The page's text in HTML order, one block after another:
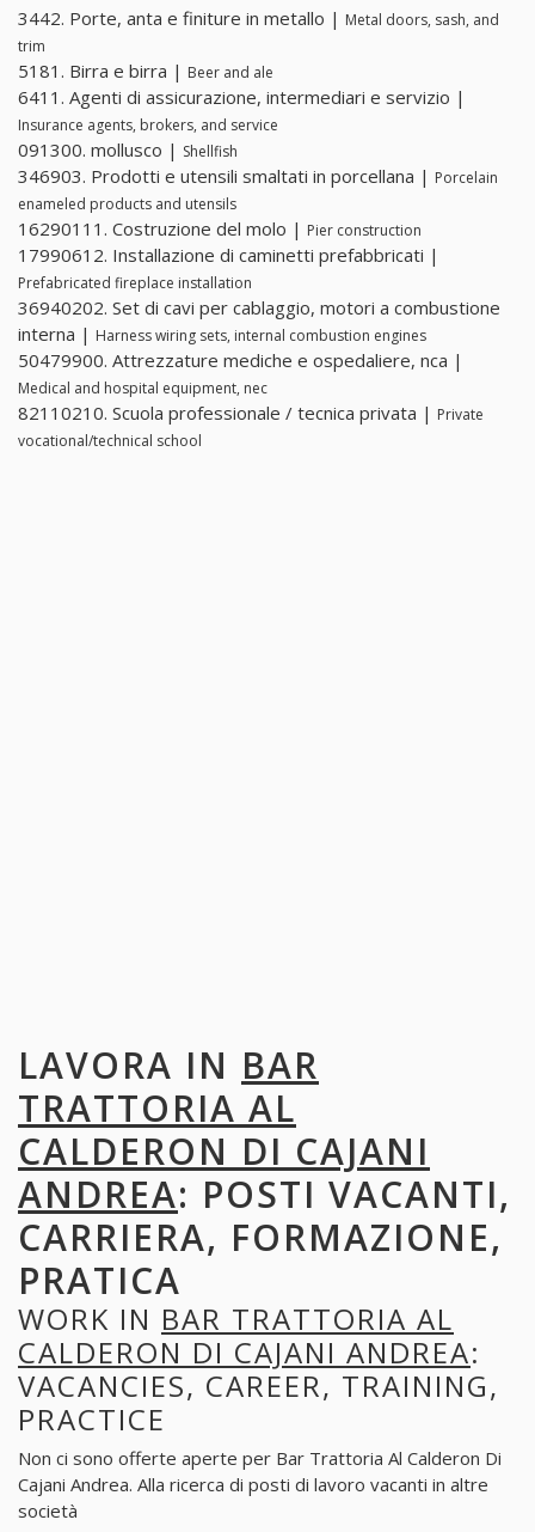
3442. Porte, anta e finiture in metallo | Metal doors, sash, and
trim
5181. Birra e birra | Beer and ale
6411. Agenti di assicurazione, intermediari e servizio |
Insurance agents, brokers, and service
091300. mollusco | Shellfish
346903. Prodotti e utensili smaltati in porcellana | Porcelain
enameled products and utensils
16290111. Costruzione del molo | Pier construction
17990612. Installazione di caminetti prefabbricati |
Prefabricated fireplace installation
36940202. Set di cavi per cablaggio, motori a combustione
interna | Harness wiring sets, internal combustion engines
50479900. Attrezzature mediche e ospedaliere, nca |
Medical and hospital equipment, nec
82110210. Scuola professionale / tecnica privata | Private
vocational/technical school
LAVORA IN BAR
TRATTORIA AL
CALDERON DI CAJANI
ANDREA: POSTI VACANTI,
CARRIERA, FORMAZIONE,
PRATICA
WORK IN BAR TRATTORIA AL
CALDERON DI CAJANI ANDREA:
VACANCIES, CAREER, TRAINING,
PRACTICE
Non ci sono offerte aperte per Bar Trattoria Al Calderon Di
Cajani Andrea. Alla ricerca di posti di lavoro vacanti in altre
società